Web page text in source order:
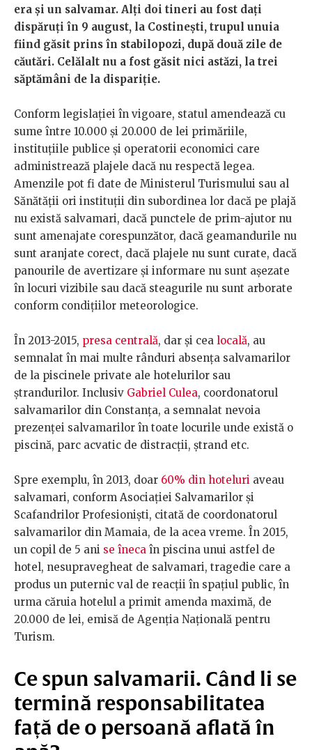
era și un salvamar. Alți doi tineri au fost dați
dispăruți în 9 august, la Costinești, trupul unuia
fiind găsit prins în stabilopozi, după două zile de
căutări. Celălalt nu a fost găsit nici astăzi, la trei
săptămâni de la dispariție.
Conform legislației în vigoare, statul amendează cu
sume între 10.000 și 20.000 de lei primăriile,
instituțiile publice și operatorii economici care
administrează plajele dacă nu respectă legea.
Amenzile pot fi date de Ministerul Turismului sau al
Sănătății ori instituții din subordinea lor dacă pe plajă
nu există salvamari, dacă punctele de prim-ajutor nu
sunt amenajate corespunzător, dacă geamandurile nu
sunt aranjate corect, dacă plajele nu sunt curate, dacă
panourile de avertizare și informare nu sunt așezate
în locuri vizibile sau dacă steagurile nu sunt arborate
conform condițiilor meteorologice.
În 2013-2015, presa centrală, dar și cea locală, au
semnalat în mai multe rânduri absența salvamarilor
de la piscinele private ale hotelurilor sau
ștrandurilor. Inclusiv Gabriel Culea, coordonatorul
salvamarilor din Constanța, a semnalat nevoia
prezenței salvamarilor în toate locurile unde există o
piscină, parc acvatic de distracții, ștrand etc.
Spre exemplu, în 2013, doar 60% din hoteluri aveau
salvamari, conform Asociației Salvamarilor și
Scafandrilor Profesioniști, citată de coordonatorul
salvamarilor din Mamaia, de la acea vreme. În 2015,
un copil de 5 ani se îneca în piscina unui astfel de
hotel, nesupravegheat de salvamari, tragedie care a
produs un puternic val de reacții în spațiul public, în
urma căruia hotelul a primit amenda maximă, de
20.000 de lei, emisă de Agenția Națională pentru
Turism.
Ce spun salvamarii. Când li se
termină responsabilitatea
față de o persoană aflată în